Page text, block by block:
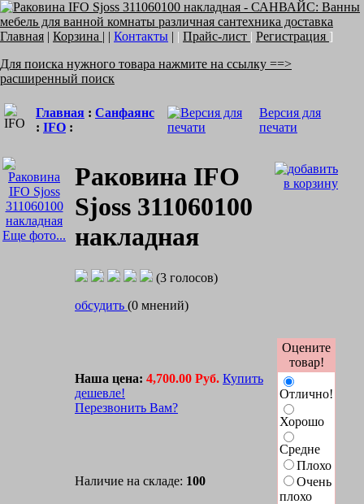
Главная | Корзина | | Контакты | | Прайс-лист | Регистрация ]
Для поиска нужного товара нажмите на ссылку ==>
расширенный поиск
Главная : Санфаянс
: IFO :
Версия для
печати
Еще фото...
Раковина IFO
Sjoss 311060100
накладная
(3 голосов)
обсудить (0 мнений)
Наша цена: 4,700.00 Руб. Купить
дешевле!
Перезвонить Вам?
Оцените
товар!
Отлично!
Хорошо
Средне
Плохо
Очень
плохо
Наличие на складе: 100